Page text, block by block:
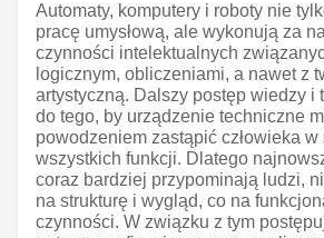
Automaty, komputery i roboty nie
pracę umysłową, ale wykonują za
czynności intelektualnych
logicznym, obliczeniami, a nawet z
artystyczną. Dalszy postęp wiedzy i
do tego, by urządzenie techniczne
powodzeniem zastąpić człowieka w
wszystkich funkcji. Dlatego
coraz bardziej przypominają ludzi,
na strukturę i wygląd, co na
czynności. W związku z tym